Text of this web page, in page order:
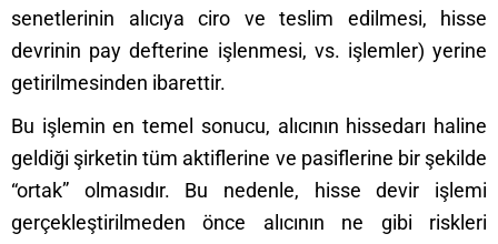
senetlerinin alıcıya ciro ve teslim edilmesi, hisse
devrinin pay defterine işlenmesi, vs. işlemler) yerine
getirilmesinden ibarettir.
Bu işlemin en temel sonucu, alıcının hissedarı haline
geldiği şirketin tüm aktiflerine ve pasiflerine bir şekilde
“ortak” olmasıdır. Bu nedenle, hisse devir işlemi
gerçekleştirilmeden önce alıcının ne gibi riskleri